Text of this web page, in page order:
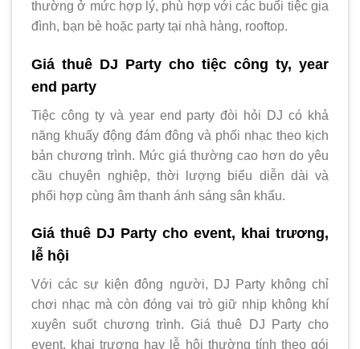
thường ở mức hợp lý, phù hợp với các buổi tiệc gia
đình, bạn bè hoặc party tại nhà hàng, rooftop.
Giá thuê DJ Party cho tiệc công ty, year
end party
Tiệc công ty và year end party đòi hỏi DJ có khả
năng khuấy động đám đông và phối nhạc theo kịch
bản chương trình. Mức giá thường cao hơn do yêu
cầu chuyên nghiệp, thời lượng biểu diễn dài và
phối hợp cùng âm thanh ánh sáng sân khấu.
Giá thuê DJ Party cho event, khai trương,
lễ hội
Với các sự kiện đông người, DJ Party không chỉ
chơi nhạc mà còn đóng vai trò giữ nhịp không khí
xuyên suốt chương trình. Giá thuê DJ Party cho
event, khai trương hay lễ hội thường tính theo gói